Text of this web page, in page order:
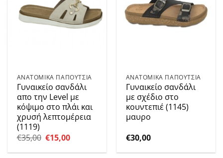
ΑΝΑΤΟΜΙΚΑ ΠΑΠΟΥΤΣΙΑ
Γυναικείο σανδάλι
απο την Level με
κόψιμο στο πλάι και
χρυσή λεπτομέρεια
(1119)
€35,00 Original
price
was:
€15,00Η
τιμή
ΑΝΑΤΟΜΙΚΑ ΠΑΠΟΥΤΣΙΑ
Γυναικείο σανδάλι
με σχέδιο στο
κουντεπιέ (1145)
μαυρο
€30,00